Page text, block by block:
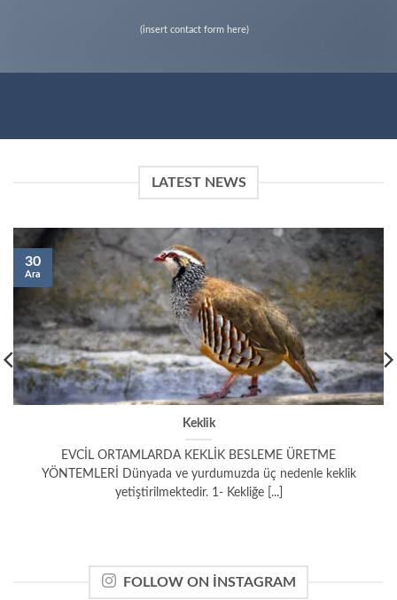
(insert contact form here)
LATEST NEWS
Keklik
EVCİL ORTAMLARDA KEKLİK BESLEME ÜRETME
YÖNTEMLERİ Dünyada ve yurdumuzda üç nedenle keklik
yetiştirilmektedir. 1- Kekliğe [...]
30
Ara
FOLLOW ON INSTAGRAM